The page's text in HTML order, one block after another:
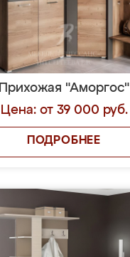
Прихожая "Аморгос"
Цена: от 39 000 руб.
ПОДРОБНЕЕ